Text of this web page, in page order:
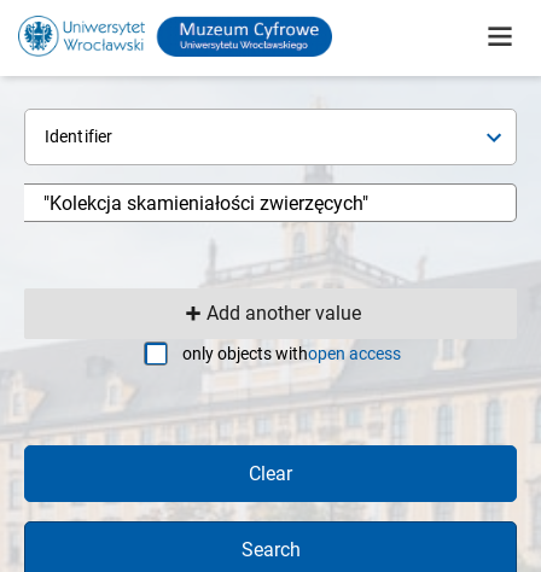
Identifier
Add another value
only objects withopen access
Clear
Search